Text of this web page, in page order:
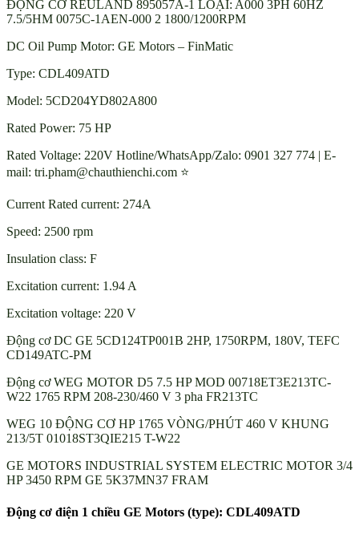
ĐỘNG CƠ REULAND 895057A-1 LOẠI: A000 3PH 60HZ
7.5/5HM 0075C-1AEN-000 2 1800/1200RPM
DC Oil Pump Motor: GE Motors – FinMatic
Type: CDL409ATD
Model: 5CD204YD802A800
Rated Power: 75 HP
Rated Voltage: 220V Hotline/WhatsApp/Zalo: 0901 327 774 | E-
mail: tri.pham@chauthienchi.com ⭐
Current Rated current: 274A
Speed: 2500 rpm
Insulation class: F
Excitation current: 1.94 A
Excitation voltage: 220 V
Động cơ DC GE 5CD124TP001B 2HP, 1750RPM, 180V, TEFC
CD149ATC-PM
Động cơ WEG MOTOR D5 7.5 HP MOD 00718ET3E213TC-
W22 1765 RPM 208-230/460 V 3 pha FR213TC
WEG 10 ĐỘNG CƠ HP 1765 VÒNG/PHÚT 460 V KHUNG
213/5T 01018ST3QIE215 T-W22
GE MOTORS INDUSTRIAL SYSTEM ELECTRIC MOTOR 3/4
HP 3450 RPM GE 5K37MN37 FRAM
Động cơ điện 1 chiều GE Motors (type): CDL409ATD